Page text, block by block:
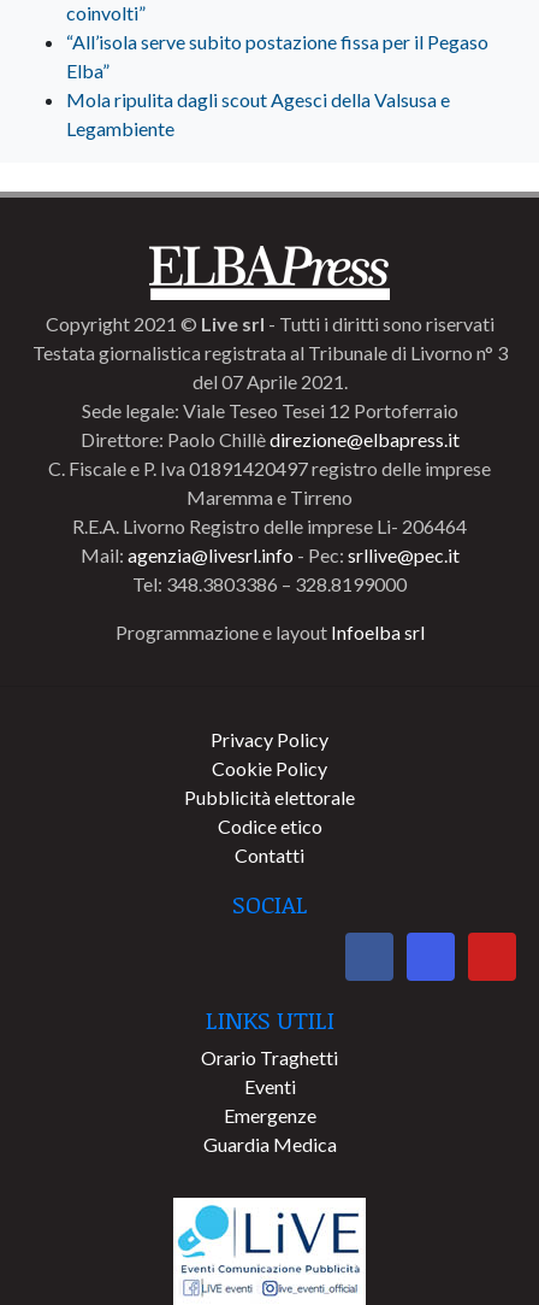
coinvolti”
“All’isola serve subito postazione fissa per il Pegaso
Elba”
Mola ripulita dagli scout Agesci della Valsusa e
Legambiente
Copyright 2021 © Live srl - Tutti i diritti sono riservati
Testata giornalistica registrata al Tribunale di Livorno n° 3
del 07 Aprile 2021.
Sede legale: Viale Teseo Tesei 12 Portoferraio
Direttore: Paolo Chillèdirezione@elbapress.it
C. Fiscale e P. Iva 01891420497 registro delle imprese
Maremma e Tirreno
R.E.A. Livorno Registro delle imprese Li- 206464
Mail: agenzia@livesrl.info - Pec: srllive@pec.it
Tel: 348.3803386 – 328.8199000
Programmazione e layout Infoelba srl
Privacy Policy
Cookie Policy
Pubblicità elettorale
Codice etico
Contatti
SOCIAL
LINKS UTILI
Orario Traghetti
Eventi
Emergenze
Guardia Medica